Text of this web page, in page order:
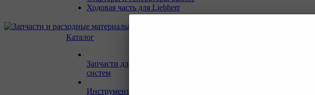
Ходовая часть для Liebherr
Каталог
Запчасти для двигателей и сопутствующих
систем
Инструмент и материалы для СТО